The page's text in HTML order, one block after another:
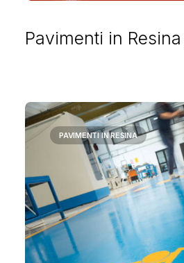
Pavimenti in
PAVIMENTI IN RESINA